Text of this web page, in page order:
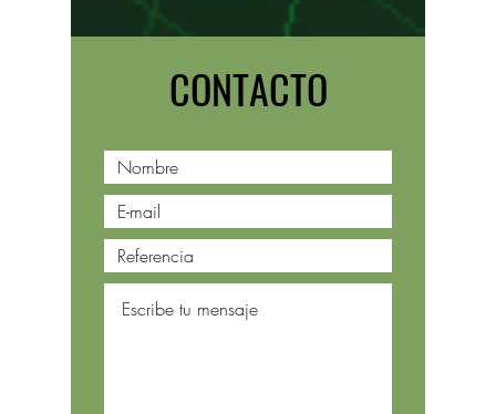
CONTACTO